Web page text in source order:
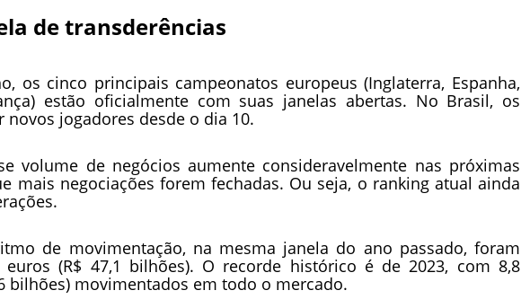
de transderências
os cinco principais campeonatos europeus (Inglaterra, Espanha,
estão oficialmente com suas janelas abertas. No Brasil, os
jogadores desde o dia 10.
volume de negócios aumente consideravelmente nas próximas
mais negociações forem fechadas. Ou seja, o ranking atual ainda
de movimentação, na mesma janela do ano passado, foram
(R$ 47,1 bilhões). O recorde histórico é de 2023, com 8,8
bilhões) movimentados em todo o mercado.